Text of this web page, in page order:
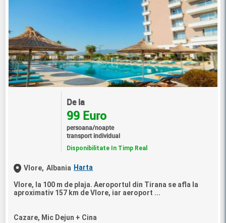
De la
99 Euro
persoana/noapte
transport individual
Disponibilitate In Timp Real
Vlore, Albania Harta
Vlore, la 100 m de plaja. Aeroportul din Tirana se afla la
aproximativ 157 km de Vlore, iar aeroport ...
Cazare, Mic Dejun + Cina